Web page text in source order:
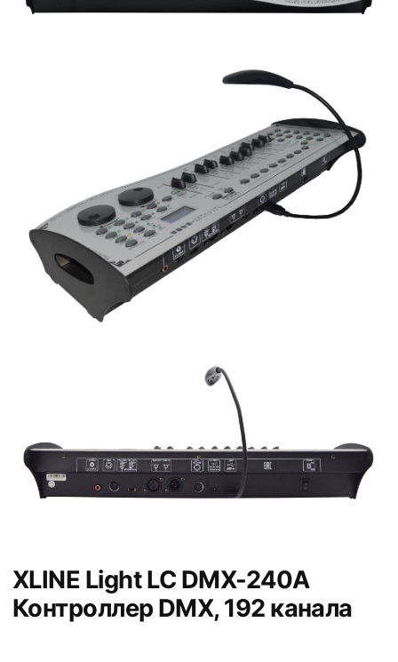
XLINE Light LC DMX-240A
Контроллер DMX, 192 канала